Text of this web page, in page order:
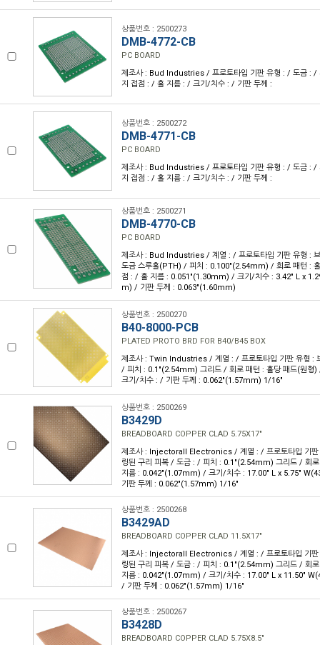
상품번호 : 2500273
DMB-4772-CB
PC BOARD
제조사 : Bud Industries / 프로토타입 기판 유형 : / 도금 : /
지 접점 : / 홀 지름 : / 크기/치수 : / 기판 두께 :
상품번호 : 2500272
DMB-4771-CB
PC BOARD
제조사 : Bud Industries / 프로토타입 기판 유형 : / 도금 : /
지 접점 : / 홀 지름 : / 크기/치수 : / 기판 두께 :
상품번호 : 2500271
DMB-4770-CB
PC BOARD
제조사 : Bud Industries / 계열 : / 프로토타입 기판 유형 :
도금 스루홀(PTH) / 피치 : 0.100"(2.54mm) / 회로 패턴 :
점 : / 홀 지름 : 0.051"(1.30mm) / 크기/치수 : 3.42" L x
m) / 기판 두께 : 0.063"(1.60mm)
상품번호 : 2500270
B40-8000-PCB
PLATED PROTO BRD FOR B40/B45 BOX
제조사 : Twin Industries / 계열 : / 프로토타입 기판 유형 :
/ 피치 : 0.1"(2.54mm) 그리드 / 회로 패턴 : 홀당 패드(원형
크기/치수 : / 기판 두께 : 0.062"(1.57mm) 1/16"
상품번호 : 2500269
B3429D
BREADBOARD COPPER CLAD 5.75X17"
제조사 : Injectorall Electronics / 계열 : / 프로토타입 기판
링된 구리 피복 / 도금 : / 피치 : 0.1"(2.54mm) 그리드 / 회
지름 : 0.042"(1.07mm) / 크기/치수 : 17.00" L x 5.75"
기판 두께 : 0.062"(1.57mm) 1/16"
상품번호 : 2500268
B3429AD
BREADBOARD COPPER CLAD 11.5X17"
제조사 : Injectorall Electronics / 계열 : / 프로토타입 기판
링된 구리 피복 / 도금 : / 피치 : 0.1"(2.54mm) 그리드 / 회
지름 : 0.042"(1.07mm) / 크기/치수 : 17.00" L x 11.50"
/ 기판 두께 : 0.062"(1.57mm) 1/16"
상품번호 : 2500267
B3428D
BREADBOARD COPPER CLAD 5.75X8.5"